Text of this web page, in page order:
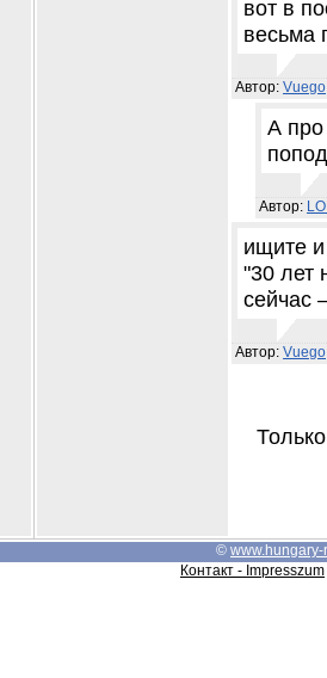
вот в
весьма
Автор: Vuego
А про
Автор:
ищите и
"30 лет
сейчас
Автор: Vuego
© www.hungary-
Контакт - Impresszum